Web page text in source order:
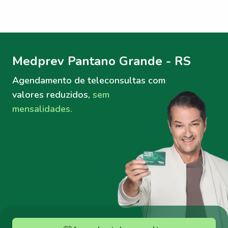
Medprev Pantano Grande - RS
Agendamento de teleconsultas com
valores reduzidos, sem
mensalidades.